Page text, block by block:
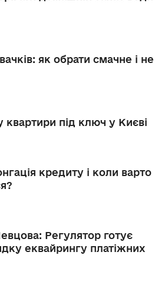
як обрати смачне і не
під ключ у Києві
кредиту і коли варто
Регулятор готує
еквайрингу платіжних